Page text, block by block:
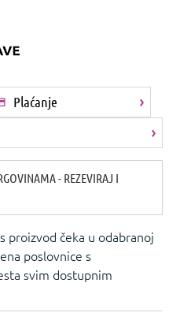
Plaćanje
- REZEVIRAJ I
proizvod čeka u odabranoj
poslovnice s
svim dostupnim